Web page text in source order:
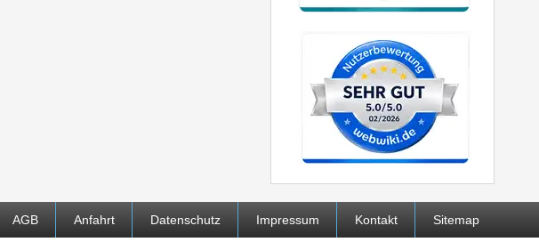
AGB Anfahrt Datenschutz Impressum Kontakt Sitemap